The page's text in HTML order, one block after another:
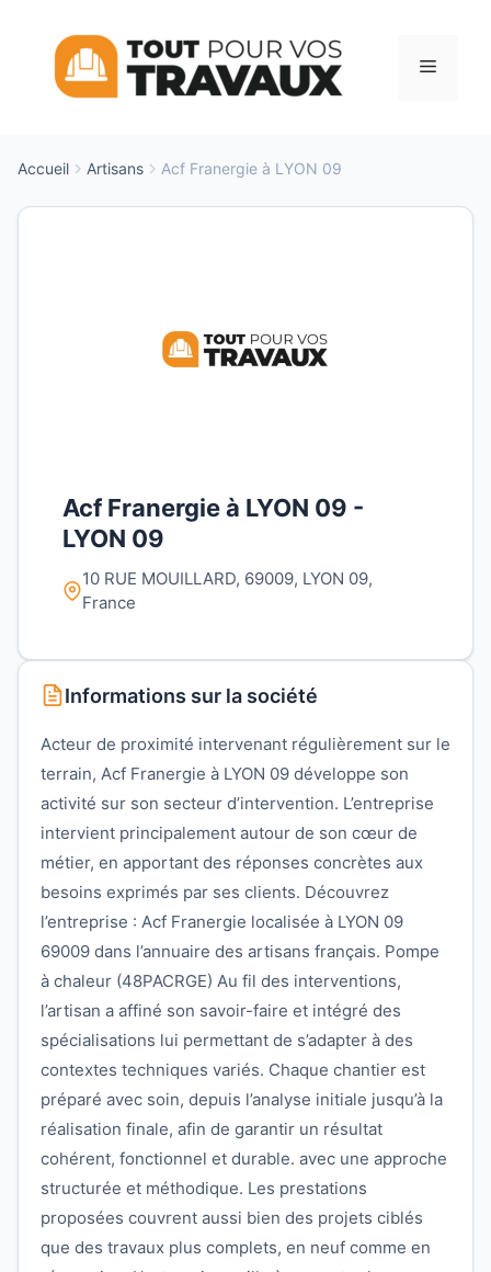
contenu
Menu
Accueil Artisans Acf Franergie à LYON 09
Acf Franergie à LYON 09 -
LYON 09
10 RUE MOUILLARD, 69009, LYON 09,
France
Informations sur la société
Acteur de proximité intervenant régulièrement sur le
terrain, Acf Franergie à LYON 09 développe son
activité sur son secteur d’intervention. L’entreprise
intervient principalement autour de son cœur de
métier, en apportant des réponses concrètes aux
besoins exprimés par ses clients. Découvrez
l’entreprise : Acf Franergie localisée à LYON 09
69009 dans l’annuaire des artisans français. Pompe
à chaleur (48PACRGE) Au fil des interventions,
l’artisan a affiné son savoir-faire et intégré des
spécialisations lui permettant de s’adapter à des
contextes techniques variés. Chaque chantier est
préparé avec soin, depuis l’analyse initiale jusqu’à la
réalisation finale, afin de garantir un résultat
cohérent, fonctionnel et durable. avec une approche
structurée et méthodique. Les prestations
proposées couvrent aussi bien des projets ciblés
que des travaux plus complets, en neuf comme en